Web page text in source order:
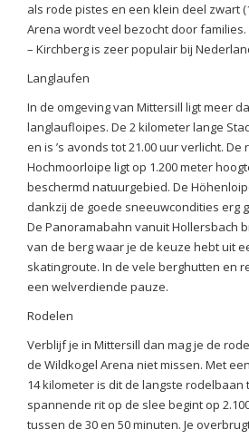
als rode pistes en een klein deel zwart
Arena wordt veel bezocht door
– Kirchberg is zeer populair bij
Langlaufen
In de omgeving van Mittersill ligt meer
langlaufloipes. De 2 kilometer lange
en is ’s avonds tot 21.00 uur verlicht.
Hochmoorloipe ligt op 1.200 meter
beschermd natuurgebied. De
dankzij de goede sneeuwcondities erg
De Panoramabahn vanuit Hollersbach
van de berg waar je de keuze hebt uit
skatingroute. In de vele berghutten en
een welverdiende pauze.
Rodelen
Verblijf je in Mittersill dan mag je de
de Wildkogel Arena niet missen. Met
14 kilometer is dit de langste rodelbaan
spannende rit op de slee begint op
tussen de 30 en 50 minuten. Je